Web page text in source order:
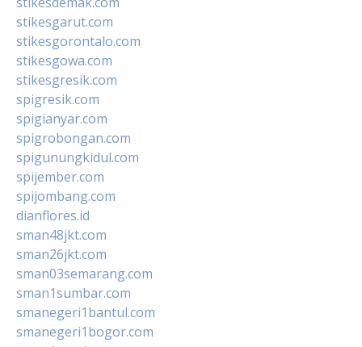
stikesgarut.com
stikesgorontalo.com
stikesgowa.com
stikesgresik.com
spigresik.com
spigianyar.com
spigrobongan.com
spigunungkidul.com
spijember.com
spijombang.com
dianflores.id
sman48jkt.com
sman26jkt.com
sman03semarang.com
sman1sumbar.com
smanegeri1bantul.com
smanegeri1bogor.com